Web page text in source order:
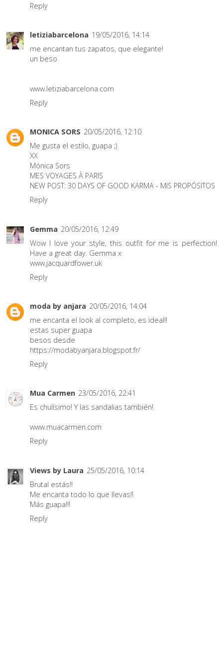
Reply
letiziabarcelona 19/05/2016, 14:14
me encantan tus zapatos, que elegante!
un beso
www.letiziabarcelona.com
Reply
MONICA SORS 20/05/2016, 12:10
Me gusta el estilo, guapa ;)
XX
Mónica Sors
MES VOYAGES À PARIS
NEW POST: 30 DAYS OF GOOD KARMA - MIS PROPÓSITOS
Reply
Gemma 20/05/2016, 12:49
Wow I love your style, this outfit for me is perfection!
Have a great day. Gemma x
www.jacquardfower.uk
Reply
moda by anjara 20/05/2016, 14:04
me encanta el look al completo, es ideal!!
estas super guapa
besos desde
https://modabyanjara.blogspot.fr/
Reply
Mua Carmen 23/05/2016, 22:41
Es chulísimo! Y las sandalias también!
www.muacarmen.com
Reply
Views by Laura 25/05/2016, 10:14
Brutal estás!!
Me encanta todo lo que llevas!!
Más guapa!!!
Reply